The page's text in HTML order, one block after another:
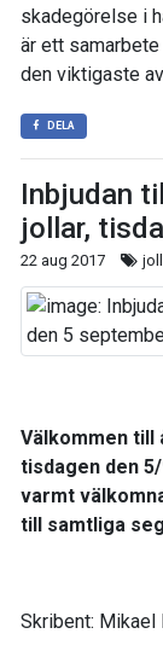
skadegörelse i
är ett
den viktigaste
DELA
Inbjudan
jollar,
22 aug 2017
Välkommen
tisdagen den
varmt
till samtliga
Skribent: Mikael